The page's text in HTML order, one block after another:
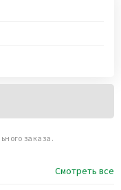
Смотреть все
заказа.